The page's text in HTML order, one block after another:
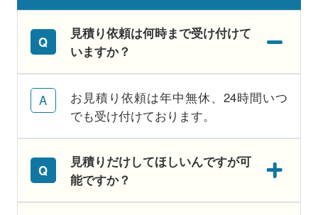
見積り依頼は何時まで受け付けて
いますか？
お見積り依頼は年中無休、24時間いつ
でも受け付けております。
見積りだけしてほしいんですが可
能ですか？